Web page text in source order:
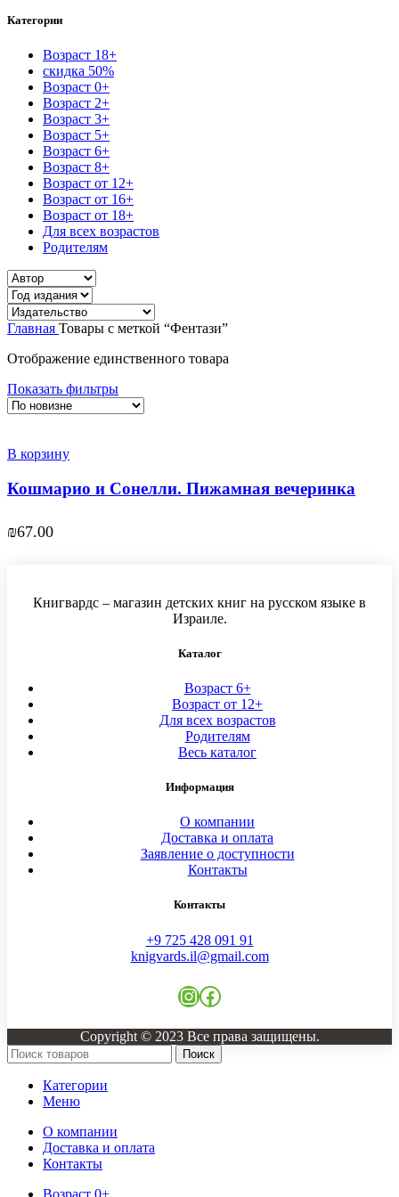
Категории
Возраст 18+
скидка 50%
Возраст 0+
Возраст 2+
Возраст 3+
Возраст 5+
Возраст 6+
Возраст 8+
Возраст от 12+
Возраст от 16+
Возраст от 18+
Для всех возрастов
Родителям
Главная Товары с меткой “Фентази”
Отображение единственного товара
Показать фильтры
В корзину
Кошмарио и Сонелли. Пижамная вечеринка
₪67.00
Книгвардс – магазин детских книг на русском языке в
Израиле.
Каталог
Возраст 6+
Возраст от 12+
Для всех возрастов
Родителям
Весь каталог
Информация
О компании
Доставка и оплата
Заявление о доступности
Контакты
Контакты
+9 725 428 091 91
knigvards.il@gmail.com
Instagram
Facebook
Copyright © 2023 Все права защищены.
Поиск
Категории
Меню
О компании
Доставка и оплата
Контакты
Возраст 0+